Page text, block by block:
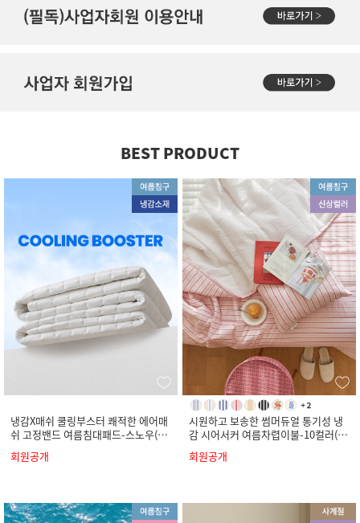
BEST PRODUCT
냉감X매쉬 쿨링부스터 쾌적한 에어매
쉬 고정밴드 여름침대패드-스노우(S
회원공개
시원하고 보송한 썸머듀얼 통기성 냉
감 시어서커 여름차렵이불-10컬러(S
회원공개